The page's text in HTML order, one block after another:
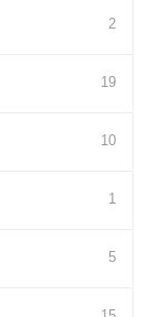
2
19
10
1
5